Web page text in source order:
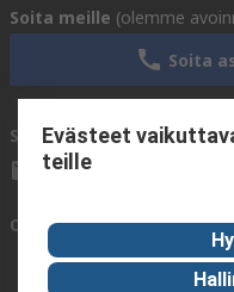
Soita meille (olemme
Soita
Sähköpostitse meille
sales@rsdelivers.fi
Ota yhteyttä meihin
Evästeet
teille